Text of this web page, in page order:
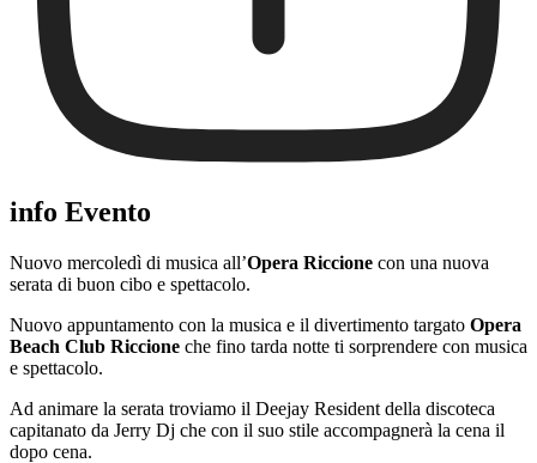
info Evento
Nuovo mercoledì di musica all’Opera Riccione con una nuova
serata di buon cibo e spettacolo.
Nuovo appuntamento con la musica e il divertimento targato Opera
Beach Club Riccione che fino tarda notte ti sorprendere con musica
e spettacolo.
Ad animare la serata troviamo il Deejay Resident della discoteca
capitanato da Jerry Dj che con il suo stile accompagnerà la cena il
dopo cena.